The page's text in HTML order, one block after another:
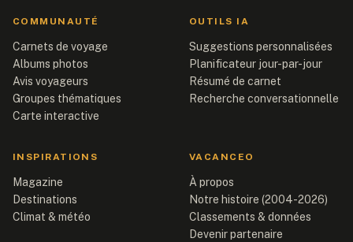
COMMUNAUTÉ
Carnets de voyage
Albums photos
Avis voyageurs
Groupes thématiques
Carte interactive
OUTILS IA
Suggestions personnalisées
Planificateur jour-par-jour
Résumé de carnet
Recherche conversationnelle
INSPIRATIONS
Magazine
Destinations
Climat & météo
VACANCEO
À propos
Notre histoire (2004-2026)
Classements & données
Devenir partenaire